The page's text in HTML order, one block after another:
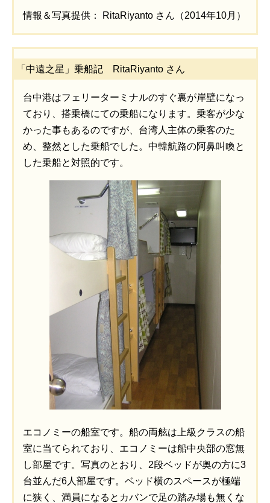
情報＆写真提供： RitaRiyanto さん（2014年10月）
「中遠之星」乗船記 RitaRiyanto さん
台中港はフェリーターミナルのすぐ裏が岸壁になっ
ており、搭乗橋にての乗船になります。乗客が少な
かった事もあるのですが、台湾人主体の乗客のた
め、整然とした乗船でした。中韓航路の阿鼻叫喚と
した乗船と対照的です。
エコノミーの船室です。船の両舷は上級クラスの船
室に当てられており、エコノミーは船中央部の窓無
し部屋です。写真のとおり、2段ベッドが奥の方に3
台並んだ6人部屋です。ベッド横のスペースが極端
に狭く、満員になるとカバンで足の踏み場も無くな